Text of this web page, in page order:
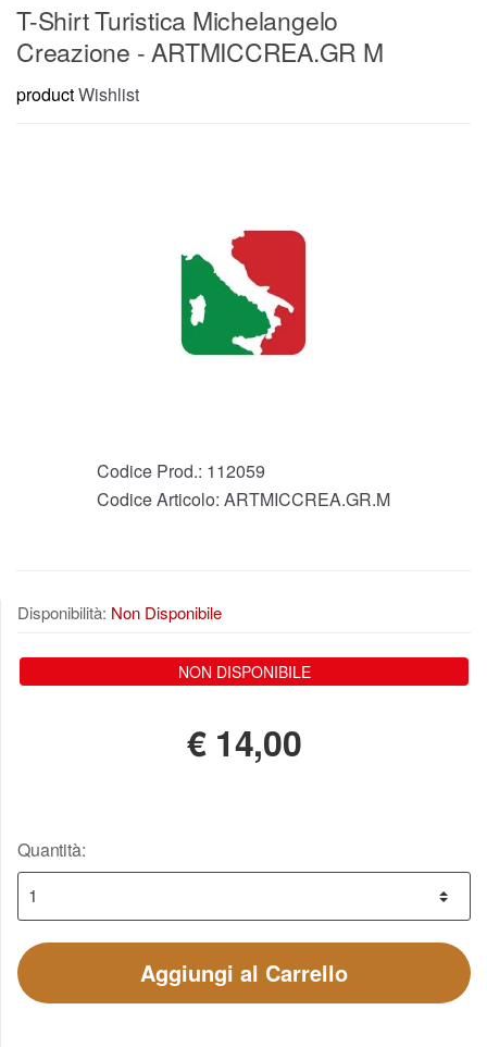
T-Shirt Turistica Michelangelo
Creazione - ARTMICCREA.GR M
productWishlist
Codice Prod.: 112059
Codice Articolo: ARTMICCREA.GR.M
Disponibilità: Non Disponibile
NON DISPONIBILE
€ 14,00
Quantità:
Aggiungi al Carrello